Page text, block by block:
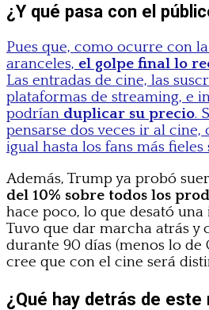
¿Y qué pasa con el
Pues que, como ocurre con
aranceles, el golpe final lo
Las entradas de cine, las
plataformas de streaming, e
podrían duplicar su precio.
pensarse dos veces ir al cine,
igual hasta los fans más fieles
Además, Trump ya probó
del 10% sobre todos los
hace poco, lo que desató
Tuvo que dar marcha atrás y
durante 90 días (menos lo de
cree que con el cine será
¿Qué hay detrás de este